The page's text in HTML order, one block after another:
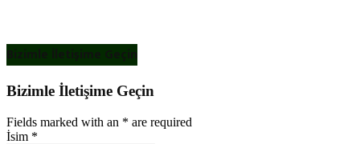
Bizimle İletişime Geçin
Bizimle İletişime Geçin
Fields marked with an * are required
İsim *